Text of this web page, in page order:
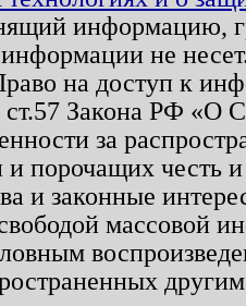
информацию,
не
на доступ к
ст.57 Закона РФ «О
за
и порочащих честь
и законные
массовой